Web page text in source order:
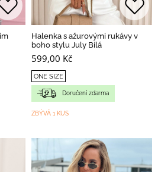
Halenka s ažurovými rukávy v
boho stylu July Bílá
599,00 Kč
ONE SIZE
Doručení zdarma
ZBÝVÁ 1 KUS